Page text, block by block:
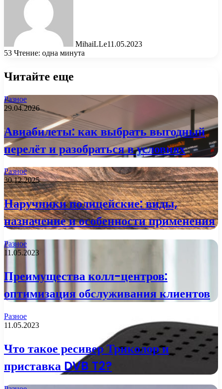
MihaiLLe11.05.2023
53 Чтение: одна минута
Читайте еще
Разное
29.04.2026
Авиабилеты: как выбрать выгодный
перелёт и разобраться в условиях
Разное
30.12.2025
Наручники полицейские: виды,
назначение и особенности применения
Разное
11.05.2023
Преимущества колл-центров:
оптимизация обслуживания клиентов
Разное
11.05.2023
Что такое ресивер Триколор и
приставка DVB T2?